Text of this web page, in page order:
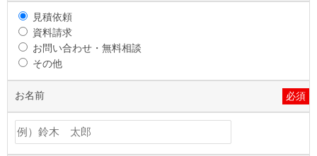
見積依頼
資料請求
お問い合わせ・無料相談
その他
お名前 必須